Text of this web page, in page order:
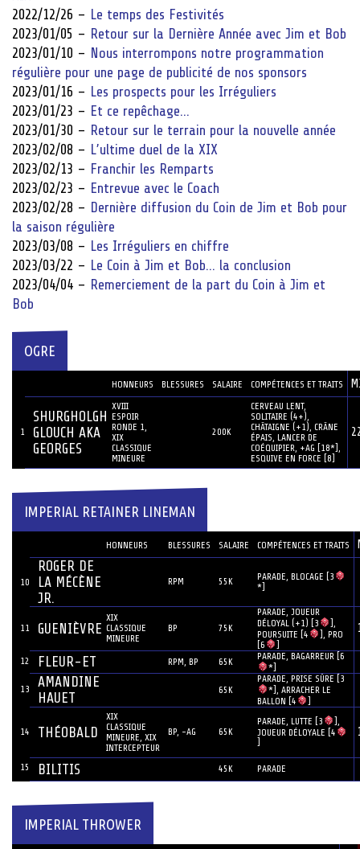
2022/12/26 – Le temps des Festivités
2023/01/05 – Retour sur la Dernière Année avec Jim et Bob
2023/01/10 – Nous interrompons notre programmation
régulière pour une page de publicité de nos sponsors
2023/01/16 – Les prospects pour les Irréguliers
2023/01/23 – Et ce repêchage…
2023/01/30 – Retour sur le terrain pour la nouvelle année
2023/02/08 – L’ultime duel de la XIX
2023/02/13 – Franchir les Remparts
2023/02/23 – Entrevue avec le Coach
2023/02/28 – Dernière diffusion du Coin de Jim et Bob pour
la saison régulière
2023/03/08 – Les Irréguliers en chiffre
2023/03/22 – Le Coin à Jim et Bob… la conclusion
2023/04/04 – Remerciement de la part du Coin à Jim et
Bob
OGRE
HONNEURS BLESSURES SALAIRE COMPÉTENCES ET TRAITS
1
SHURGHOLGH
GLOUCH AKA
GEORGES
XVIII
ESPOIR
RONDE 1,
XIX
CLASSIQUE
MINEURE
200K
CERVEAU LENT,
SOLITAIRE (4+),
CHÂTAIGNE (+1), CRÂNE
ÉPAIS, LANCER DE
COÉQUIPIER, +AG [18*],
ESQUIVE EN FORCE [8]
IMPERIAL RETAINER LINEMAN
HONNEURS BLESSURES SALAIRE COMPÉTENCES ET TRAITS
10
ROGER DE
LA MÉCÈNE
JR.
RPM 55K
PARADE, BLOCAGE [3
*]
11 GUENIÈVRE
XIX
CLASSIQUE
MINEURE
BP 75K
PARADE, JOUEUR
DÉLOYAL (+1) [3
],
POURSUITE [4
], PRO
[6
12 FLEUR-ET RPM, BP 65K
PARADE, BAGARREUR [6
*]
13
AMANDINE
HAUET
65K
PARADE, PRISE SÛRE [3
*], ARRACHER LE
BALLON [4
]
14 THÉOBALD
XIX
CLASSIQUE
MINEURE, XIX
INTERCEPTEUR
BP, -AG 65K
PARADE, LUTTE [3
],
JOUEUR DÉLOYALE [4
15 BILITIS 45K PARADE
IMPERIAL THROWER